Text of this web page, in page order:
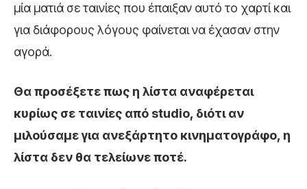
μία ματιά σε ταινίες που έπαιξαν αυτό το χαρτί και
για διάφορους λόγους φαίνεται να έχασαν στην
αγορά.
Θα προσέξετε πως η λίστα αναφέρεται
κυρίως σε ταινίες από studio, διότι αν
μιλούσαμε για ανεξάρτητο κινηματογράφο, η
λίστα δεν θα τελείωνε ποτέ.